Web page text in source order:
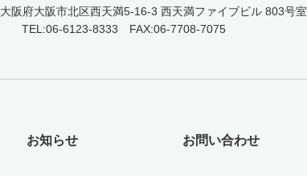
大阪府大阪市北区西天満5-16-3 西天満ファイブビル 803号室
TEL:06-6123-8333
FAX:06-7708-7075
お知らせ お問い合わせ